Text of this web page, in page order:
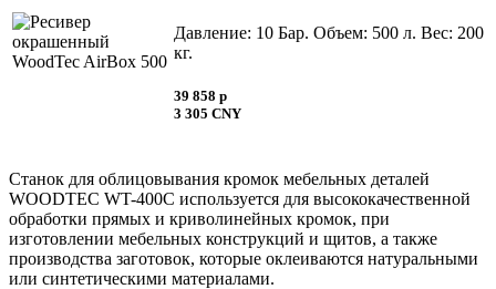
Давление: 10 Бар. Объем: 500 л. Вес: 200
кг.
39 858 p
3 305 CNY
Станок для облицовывания кромок мебельных деталей
WOODTEC WT-400С используется для высококачественной
обработки прямых и криволинейных кромок, при
изготовлении мебельных конструкций и щитов, а также
производства заготовок, которые оклеиваются натуральными
или синтетическими материалами.